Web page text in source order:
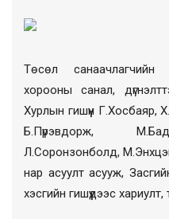
Төсөл
хорооны санал,
Хурлын гишүүн Г.Хосбаяр,
Б.Пүрэвдорж,
Л.Соронзонболд,
нар асуулт асууж,
хэсгийн гишүүдээс